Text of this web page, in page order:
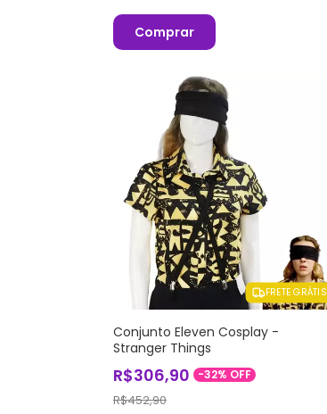
Comprar
FRETE GRÁTIS
Conjunto Eleven Cosplay -
Stranger Things
R$306,90 -32% OFF
R$452,90